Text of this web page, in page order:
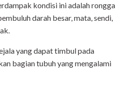
kondisi ini adalah rongga
darah besar, mata, sendi,
yang dapat timbul pada
bagian tubuh yang mengalami